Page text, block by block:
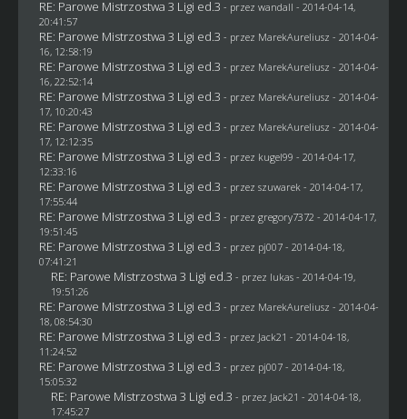
RE: Parowe Mistrzostwa 3 Ligi ed.3 - przez wandall - 2014-04-14,
20:41:57
RE: Parowe Mistrzostwa 3 Ligi ed.3 - przez MarekAureliusz - 2014-04-
16, 12:58:19
RE: Parowe Mistrzostwa 3 Ligi ed.3 - przez MarekAureliusz - 2014-04-
16, 22:52:14
RE: Parowe Mistrzostwa 3 Ligi ed.3 - przez MarekAureliusz - 2014-04-
17, 10:20:43
RE: Parowe Mistrzostwa 3 Ligi ed.3 - przez MarekAureliusz - 2014-04-
17, 12:12:35
RE: Parowe Mistrzostwa 3 Ligi ed.3 - przez kugel99 - 2014-04-17,
12:33:16
RE: Parowe Mistrzostwa 3 Ligi ed.3 - przez szuwarek - 2014-04-17,
17:55:44
RE: Parowe Mistrzostwa 3 Ligi ed.3 - przez gregory7372 - 2014-04-17,
19:51:45
RE: Parowe Mistrzostwa 3 Ligi ed.3 - przez pj007- 2014-04-18,
07:41:21
RE: Parowe Mistrzostwa 3 Ligi ed.3 - przez lukas- 2014-04-19,
19:51:26
RE: Parowe Mistrzostwa 3 Ligi ed.3 - przez MarekAureliusz - 2014-04-
18, 08:54:30
RE: Parowe Mistrzostwa 3 Ligi ed.3 - przez Jack21 - 2014-04-18,
11:24:52
RE: Parowe Mistrzostwa 3 Ligi ed.3 - przez pj007- 2014-04-18,
15:05:32
RE: Parowe Mistrzostwa 3 Ligi ed.3 - przez Jack21 - 2014-04-18,
17:45:27